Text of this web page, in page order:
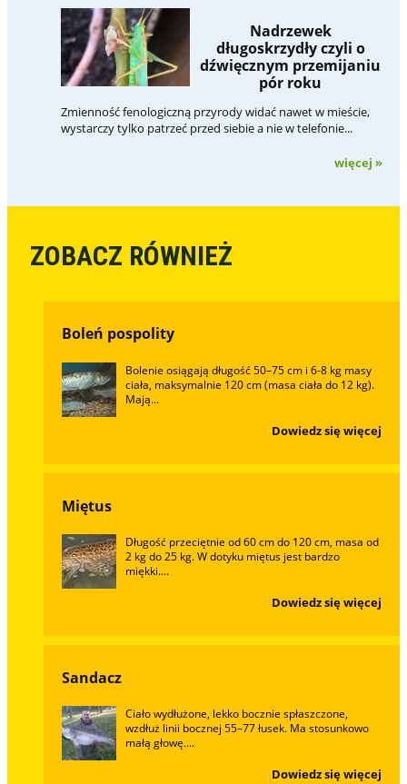
Nadrzewek
długoskrzydły czyli o
dźwięcznym przemijaniu
pór roku
Zmienność fenologiczną przyrody widać nawet w mieście,
wystarczy tylko patrzeć przed siebie a nie w telefonie...
więcej »
ZOBACZ RÓWNIEŻ
Boleń pospolity
Bolenie osiągają długość 50–75 cm i 6-8 kg masy
ciała, maksymalnie 120 cm (masa ciała do 12 kg).
Mają...
Dowiedz się więcej
Miętus
Długość przeciętnie od 60 cm do 120 cm, masa od
2 kg do 25 kg. W dotyku miętus jest bardzo
miękki....
Dowiedz się więcej
Sandacz
Ciało wydłużone, lekko bocznie spłaszczone,
wzdłuż linii bocznej 55–77 łusek. Ma stosunkowo
małą głowę....
Dowiedz się więcej